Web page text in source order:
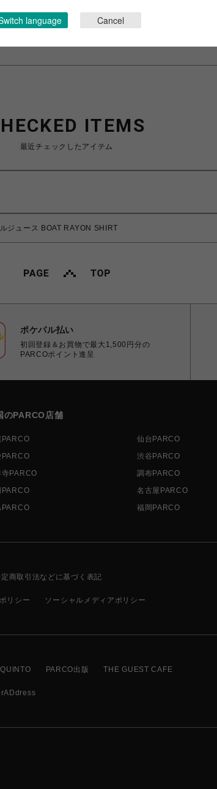
せは こちら
ITEMS
最近チェックしたアイテム
ジュース BOAT RAYON SHIRT
ポケパル払い
初回登録＆お買物で最大1,500円分の
PARCOポイント進呈
のPARCO店舗
PARCO 仙台PARCO
PARCO
渋谷PARCO
寺PARCO
調布PARCO
PARCO
名古屋PARCO
PARCO
福岡PARCO
商取引法などに基づく表記
リシー ソーシャルメディアポリシー
PARCO出版 THE GUEST CAFE
language Cancel